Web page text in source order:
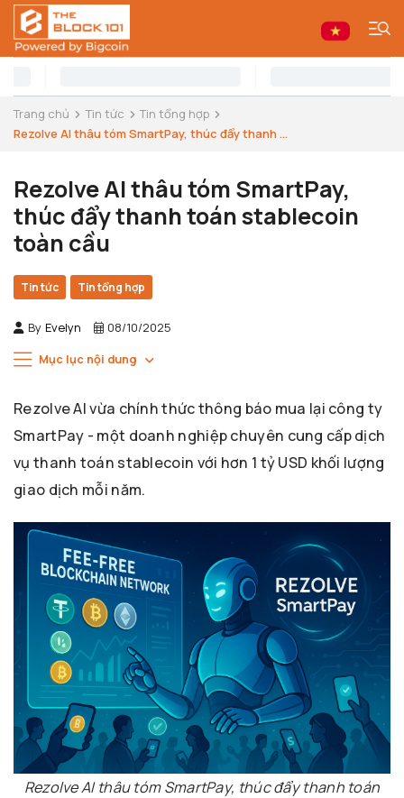
Trang chủ Tin tức
Tin tổng hợp
Rezolve AI thâu tóm SmartPay, thúc đẩy thanh ...
Rezolve AI thâu tóm SmartPay,
thúc đẩy thanh toán stablecoin
toàn cầu
Tin tức Tin tổng hợp
By Evelyn 08/10/2025
Mục lục nội dung
Rezolve AI vừa chính thức thông báo mua lại công ty
SmartPay - một doanh nghiệp chuyên cung cấp dịch
vụ thanh toán stablecoin với hơn 1 tỷ USD khối lượng
giao dịch mỗi năm.
Rezolve AI thâu tóm SmartPay, thúc đẩy thanh toán